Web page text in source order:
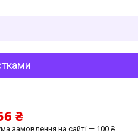
₴
замовлення на сайті — 100 ₴